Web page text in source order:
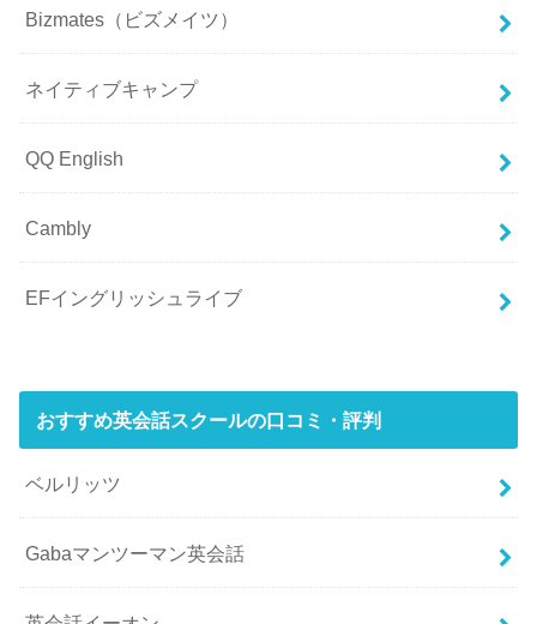
Bizmates（ビズメイツ）
ネイティブキャンプ
QQ English
Cambly
EFイングリッシュライブ
おすすめ英会話スクールの口コミ・評判
ベルリッツ
Gabaマンツーマン英会話